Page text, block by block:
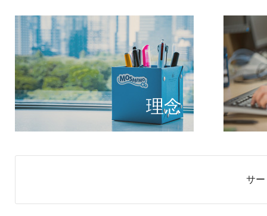
理念
個のチ
もしもが描く未
サ